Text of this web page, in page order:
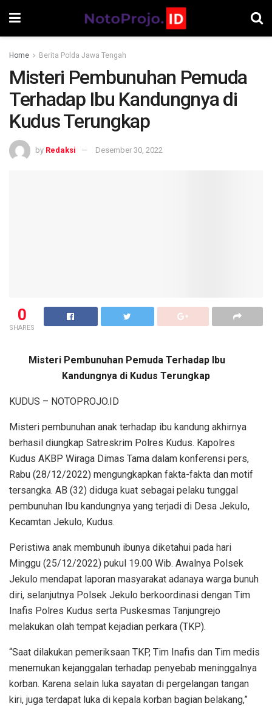
Home Berita Polda Jawa Tengah
Misteri Pembunuhan Pemuda
Terhadap Ibu Kandungnya di
Kudus Terungkap
by Redaksi Desember 30, 2022
0
SHARES
Misteri Pembunuhan Pemuda Terhadap Ibu
Kandungnya di Kudus Terungkap
KUDUS – NOTOPROJO.ID
Misteri pembunuhan anak terhadap ibu kandung akhirnya
berhasil diungkap Satreskrim Polres Kudus. Kapolres
Kudus AKBP Wiraga Dimas Tama dalam konferensi pers,
Rabu (28/12/2022) mengungkapkan fakta-fakta dan motif
tersangka. AB (32) diduga kuat sebagai pelaku tunggal
pembunuhan Ibu kandungnya yang terjadi di Desa Jekulo,
Kecamtan Jekulo, Kudus.
Peristiwa anak membunuh ibunya diketahui pada hari
Minggu (25/12/2022) pukul 19.00 Wib. Awalnya Polsek
Jekulo mendapat laporan masyarakat adanaya warga bunuh
diri, selanjutnya Polsek Jekulo berkoordinasi dengan Tim
Inafis Polres Kudus serta Puskesmas Tanjungrejo
melakukan olah tempat kejadian perkara (TKP).
“Saat dilakukan pemeriksaan TKP, Tim Inafis dan Tim medis
menemukan kejanggalan terhadap penyebab meninggalnya
korban. Karena selain luka sayatan di pergelangan tangan
kiri, juga terdapat luka di kepala korban bagian belakang,”